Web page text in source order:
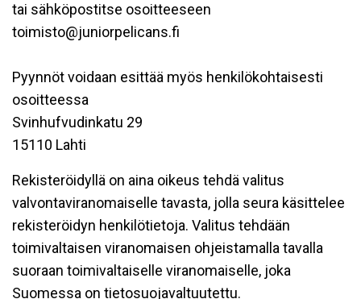
tai sähköpostitse osoitteeseen
toimisto@juniorpelicans.fi
Pyynnöt voidaan esittää myös henkilökohtaisesti
osoitteessa
Svinhufvudinkatu 29
15110 Lahti
Rekisteröidyllä on aina oikeus tehdä valitus
valvontaviranomaiselle tavasta, jolla seura käsittelee
rekisteröidyn henkilötietoja. Valitus tehdään
toimivaltaisen viranomaisen ohjeistamalla tavalla
suoraan toimivaltaiselle viranomaiselle, joka
Suomessa on tietosuojavaltuutettu.